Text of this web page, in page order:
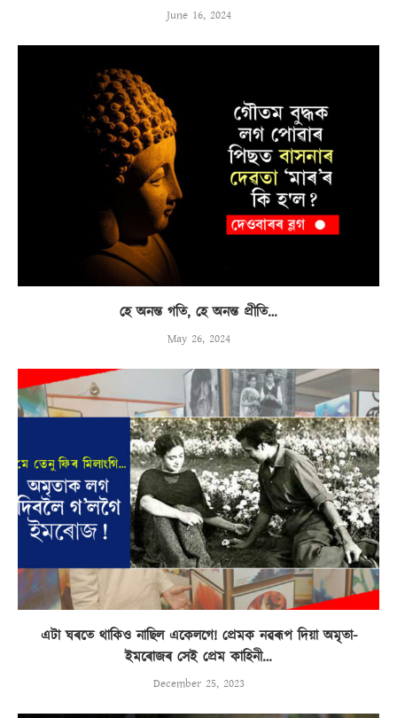
June 16, 2024
হে অনন্ত গতি, হে অনন্ত প্ৰীতি…
May 26, 2024
এটা ঘৰতে থাকিও নাছিল একেলগে! প্ৰেমক নৱৰূপ দিয়া অমৃতা-
ইমৰোজৰ সেই প্ৰেম কাহিনী…
December 25, 2023